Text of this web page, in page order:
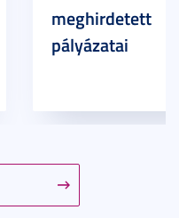
meghirdetett
pályázatai